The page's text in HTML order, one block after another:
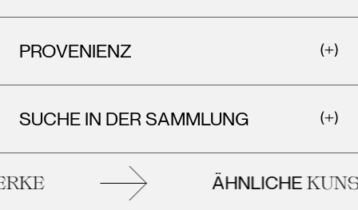
PROVENIENZ
SUCHE IN DER SAMMLUNG
ÄHNLICHE